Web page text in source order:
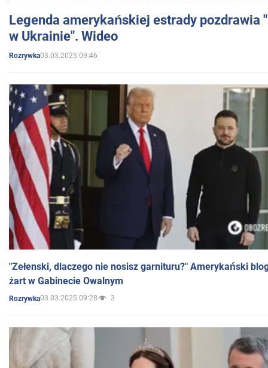
Legenda amerykańskiej estrady pozdrawia
w Ukrainie". Wideo
Rozrywka03.03.2025 09:46
"Zełenski, dlaczego nie nosisz garnituru?" Amerykański
żart w Gabinecie Owalnym
Rozrywka03.03.2025 09:28 3